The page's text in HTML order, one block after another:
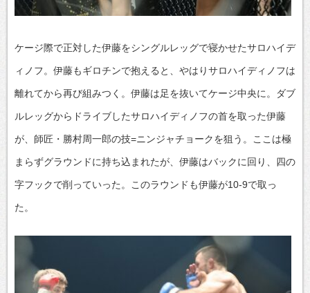
ケージ際で正対した伊藤をシングルレッグで寝かせたサロハイデ
ィノフ。伊藤もギロチンで抱えると、やはりサロハイディノフは
離れてから再び組みつく。伊藤は足を抜いてケージ中央に。ダブ
ルレッグからドライブしたサロハイディノフの首を取った伊藤
が、師匠・勝村周一郎の技=ニンジャチョークを狙う。ここは極
まらずグラウンドに持ち込まれたが、伊藤はバックに回り、四の
字フックで削っていった。このラウンドも伊藤が10-9で取っ
た。